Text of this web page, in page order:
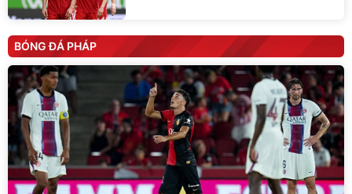
BÓNG ĐÁ PHÁP